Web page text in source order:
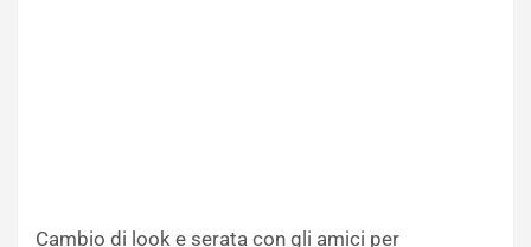
Cambio di look e serata con gli amici per